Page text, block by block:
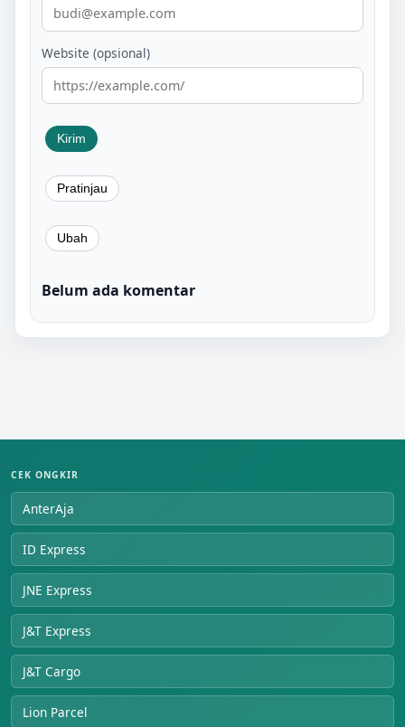
Website (opsional)
Belum ada komentar
CEK ONGKIR
AnterAja
ID Express
JNE Express
J&T Express
J&T Cargo
Lion Parcel